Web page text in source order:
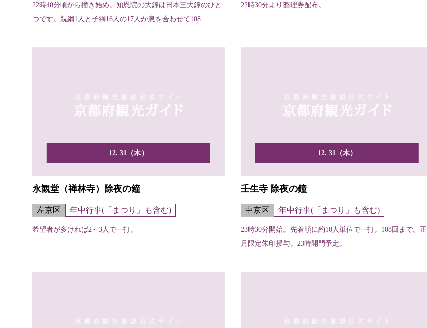
22時40分頃から撞き始め。知恩院の大鐘は日本三大鐘のひと
つです。親綱1人と子綱16人の17人が息を合わせて108...
22時30分より整理券配布。
12. 31（木）
永観堂（禅林寺）除夜の鐘
左京区 年中行事(「まつり」も含む)
希望者が多ければ2～3人で一打。
12. 31（木）
壬生寺 除夜の鐘
中京区 年中行事(「まつり」も含む)
23時30分開始。先着順に約10人単位で一打。108回まで。正
月限定朱印授与。23時開門予定。